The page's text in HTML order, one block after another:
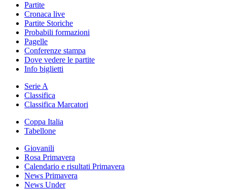
Partite
Cronaca live
Partite Storiche
Probabili formazioni
Pagelle
Conferenze stampa
Dove vedere le partite
Info biglietti
Serie A
Classifica
Classifica Marcatori
Coppa Italia
Tabellone
Giovanili
Rosa Primavera
Calendario e risultati Primavera
News Primavera
News Under